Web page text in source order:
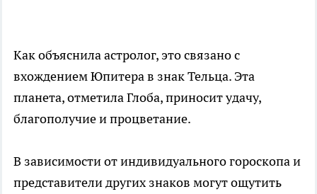
Как объяснила астролог, это связано с
вхождением Юпитера в знак Тельца. Эта
планета, отметила Глоба, приносит удачу,
благополучие и процветание.
В зависимости от индивидуального гороскопа и
представители других знаков могут ощутить